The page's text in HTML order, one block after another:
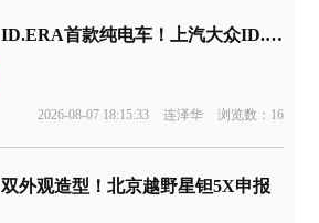
ID.ERA首款纯电车！上汽大众ID.ERA 5X申报
2026-08-07 18:15:33 连泽华 浏览数：16
双外观造型！北京越野星钽5X申报